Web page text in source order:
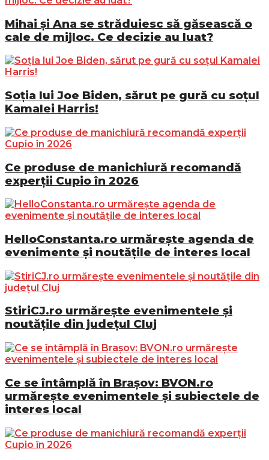
Mihai și Ana se străduiesc să găsească o
cale de mijloc. Ce decizie au luat?
Soția lui Joe Biden, sărut pe gură cu soțul
Kamalei Harris!
Ce produse de manichiură recomandă
experții Cupio în 2026
HelloConstanta.ro urmărește agenda de
evenimente și noutățile de interes local
StiriCJ.ro urmărește evenimentele și
noutățile din județul Cluj
Ce se întâmplă în Brașov: BVON.ro
urmărește evenimentele și subiectele de
interes local